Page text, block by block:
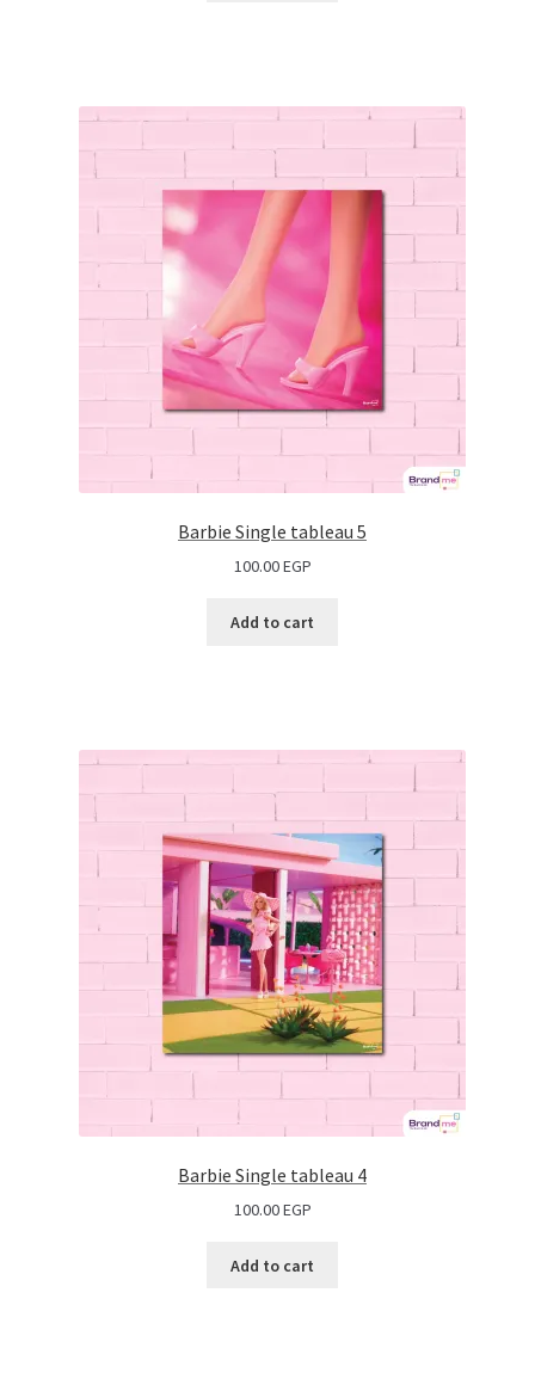
Barbie Single tableau 5
100.00EGP
Add to cart
Barbie Single tableau 4
100.00EGP
Add to cart